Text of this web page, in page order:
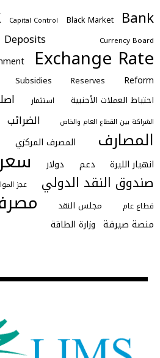
Bank
Black Market
Capital Control
Currency Board
Deposits
Exchange Rate
Reform
Reserves
Subsidies
احتياط العملات الأجنبية استثمار
الشراكة بين القطاع العام والخاص
الضرائب
المصارف المصرف المركزي
انهيار الليرة دعم دولار
صندوق النقد الدولي عجز
قطاع عام مجلس النقد
منصة صيرفة وزارة الطاقة